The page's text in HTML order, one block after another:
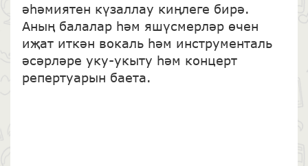
әһәмиятен күзаллау киңлеге бирә.
Аның балалар һәм яшүсмерләр өчен
иҗат иткән вокаль һәм инструменталь
әсәрләре уку-укыту һәм концерт
репертуарын баета.